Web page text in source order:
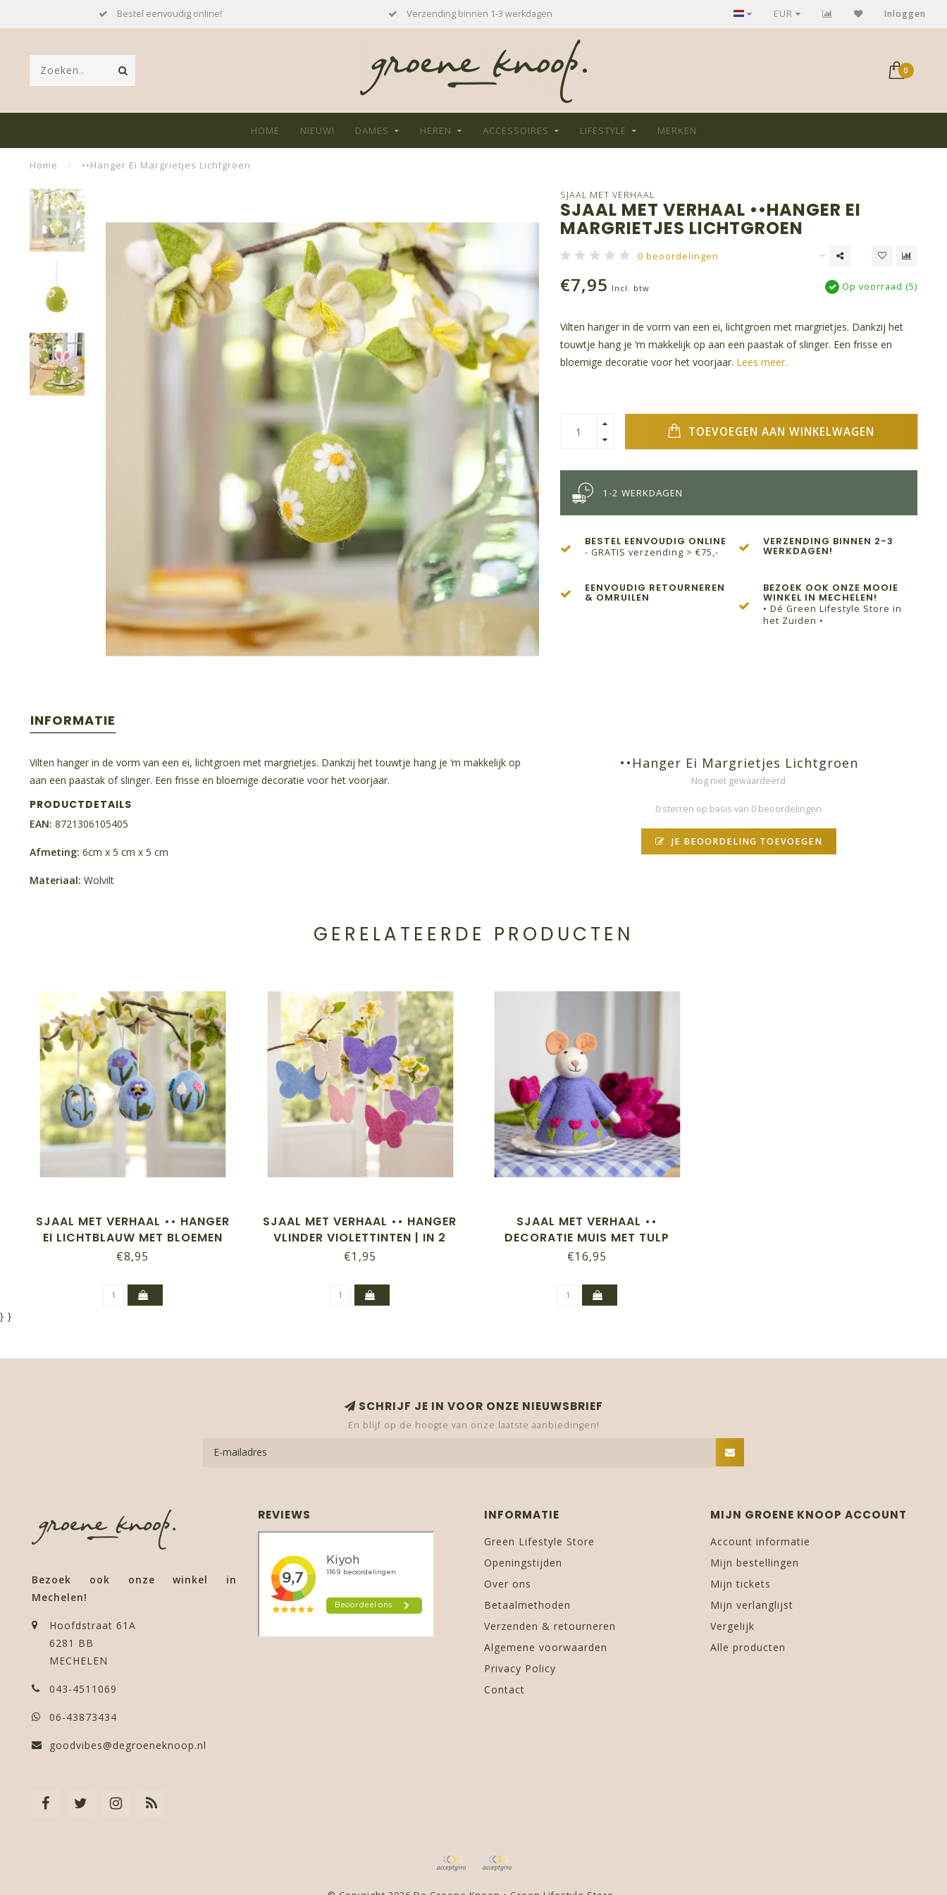
Bestel eenvoudig online! Verzending binnen 1-3 werkdagen GRATIS verzending bij aankoop > €75,-
EUR Inloggen
0
HOME NIEUW! DAMES HEREN ACCESSOIRES LIFESTYLE MERKEN
Home / ••Hanger Ei Margrietjes Lichtgroen
SJAAL MET VERHAAL
SJAAL MET VERHAAL ••HANGER EI
MARGRIETJES LICHTGROEN
0 beoordelingen
€7,95 Incl. btw Op voorraad (5)
Vilten hanger in de vorm van een ei, lichtgroen met margrietjes. Dankzij het
touwtje hang je ‘m makkelijk op aan een paastak of slinger. Een frisse en
bloemige decoratie voor het voorjaar. Lees meer..
TOEVOEGEN AAN WINKELWAGEN
1-2 WERKDAGEN
BESTEL EENVOUDIG ONLINE
- GRATIS verzending > €75,-
VERZENDING BINNEN 2-3
WERKDAGEN!
EENVOUDIG RETOURNEREN
& OMRUILEN
BEZOEK OOK ONZE MOOIE
WINKEL IN MECHELEN!
• Dé Green Lifestyle Store in
het Zuiden •
INFORMATIE
Vilten hanger in de vorm van een ei, lichtgroen met margrietjes. Dankzij het touwtje hang je ‘m makkelijk op
aan een paastak of slinger. Een frisse en bloemige decoratie voor het voorjaar.
PRODUCTDETAILS
EAN: 8721306105405
Afmeting: 6cm x 5 cm x 5 cm
Materiaal: Wolvilt
••Hanger Ei Margrietjes Lichtgroen
Nog niet gewaardeerd
0 sterren op basis van 0 beoordelingen
JE BEOORDELING TOEVOEGEN
GERELATEERDE PRODUCTEN
SJAAL MET VERHAAL •• HANGER
EI LICHTBLAUW MET BLOEMEN
€8,95
SJAAL MET VERHAAL •• HANGER
VLINDER VIOLETTINTEN | IN 2
FORMATEN
€1,95
SJAAL MET VERHAAL ••
DECORATIE MUIS MET TULP
FUCHSIA
€16,95
} }
SCHRIJF JE IN VOOR ONZE NIEUWSBRIEF
En blijf op de hoogte van onze laatste aanbiedingen!
Bezoek ook onze winkel in
Mechelen!
Hoofdstraat 61A
6281 BB
MECHELEN
043-4511069
06-43873434
goodvibes@degroeneknoop.nl
REVIEWS INFORMATIE
Green Lifestyle Store
Openingstijden
Over ons
Betaalmethoden
Verzenden & retourneren
Algemene voorwaarden
Privacy Policy
Contact
MIJN GROENE KNOOP ACCOUNT
Account informatie
Mijn bestellingen
Mijn tickets
Mijn verlanglijst
Vergelijk
Alle producten